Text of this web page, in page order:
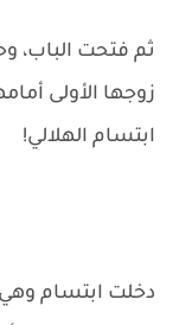
ثم فتحت الباب،
زوجها الأولى
ابتسام الهلالي!
دخلت ابتسام